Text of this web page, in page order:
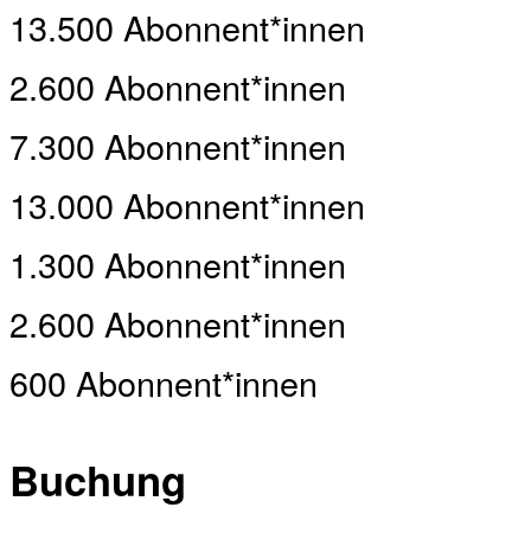
13.500 Abonnent*innen
2.600 Abonnent*innen
7.300 Abonnent*innen
13.000 Abonnent*innen
1.300 Abonnent*innen
2.600 Abonnent*innen
600 Abonnent*innen
Buchung